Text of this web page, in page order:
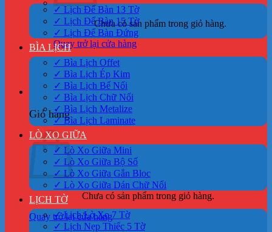
Chưa có sản phẩm trong giỏ hàng.
Quay trở lại cửa hàng
0
Giỏ hàng
Chưa có sản phẩm trong giỏ hàng.
Quay trở lại cửa hàng
✓ Lịch Để Bàn 13 Tờ
✓ Lịch Để Bàn 15 Tờ
✓ Lịch Để Bàn Đứng
BÌA LỊCH
✓ Bìa Lịch Offet
✓ Bìa Lịch Ép Kim
✓ Bìa Lịch Bế Nổi
✓ Bìa Lịch Chữ Nổi
✓ Bìa Lịch Metalize
✓ Bìa Lịch Laminate
LÒ XO GIỮA
✓ Lò Xo Giữa Mini
✓ Lò Xo Giữa Bộ Số
✓ Lò Xo Giữa Gắn Bloc
✓ Lò Xo Giữa Dán Chữ Nổi
LỊCH TỜ
✓ Lịch Lò Xo 7 Tờ
✓ Lịch Nẹp Thiếc 5 Tờ